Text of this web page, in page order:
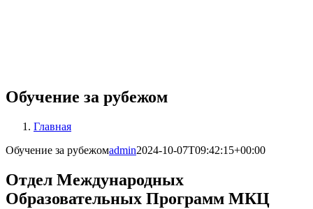
Обучение за рубежом
Главная
Обучение за рубежомadmin2024-10-07T09:42:15+00:00
Отдел Международных
Образовательных Программ МКЦ